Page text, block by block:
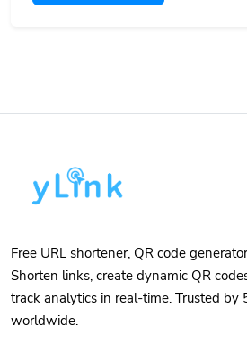
Free URL shortener, QR code
Shorten links, create dynamic QR
track analytics in real-time. Trusted by
worldwide.